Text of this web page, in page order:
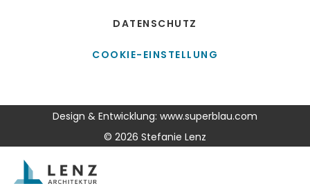
DATENSCHUTZ
COOKIE-EINSTELLUNG
Design & Entwicklung: www.superblau.com
© 2026 Stefanie Lenz